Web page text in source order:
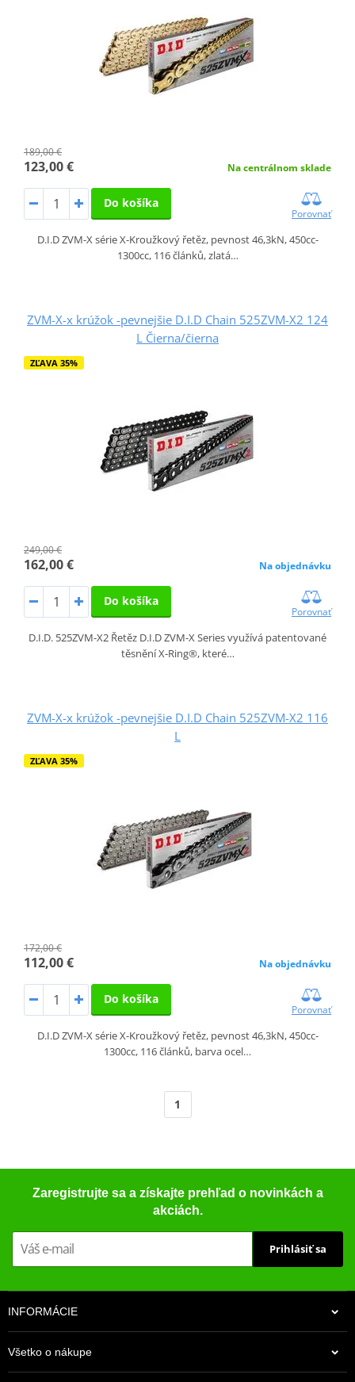
189,00 €
123,00 € Na centrálnom sklade
Do košíka
Porovnať
D.I.D ZVM-X série X-Kroužkový řetěz, pevnost 46,3kN, 450cc-
1300cc, 116 článků, zlatá…
ZVM-X-x krúžok -pevnejšie D.I.D Chain 525ZVM-X2 124
L Čierna/čierna
ZĽAVA 35%
249,00 €
162,00 € Na objednávku
Do košíka
Porovnať
D.I.D. 525ZVM-X2 Řetěz D.I.D ZVM-X Series využívá patentované
těsnění X-Ring®, které…
ZVM-X-x krúžok -pevnejšie D.I.D Chain 525ZVM-X2 116
L
ZĽAVA 35%
172,00 €
112,00 € Na objednávku
Do košíka
Porovnať
D.I.D ZVM-X série X-Kroužkový řetěz, pevnost 46,3kN, 450cc-
1300cc, 116 článků, barva ocel…
1
Zaregistrujte sa a získajte prehľad o novinkách a
akciách.
Prihlásiť sa
INFORMÁCIE
Všetko o nákupe